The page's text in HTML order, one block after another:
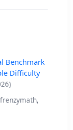
Benchmark
Difficulty